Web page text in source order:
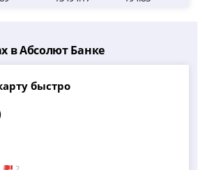
в Абсолют Банке
быстро